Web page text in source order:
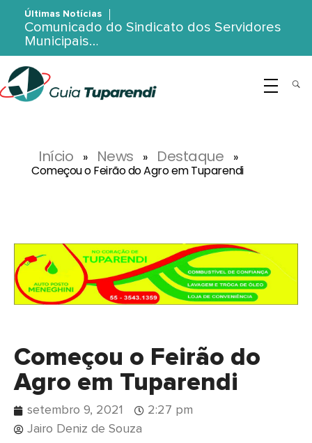
Últimas Notícias
Comunicado do Sindicato dos Servidores
Municipais…
Início » News » Destaque
»
Começou o Feirão do Agro em Tuparendi
Começou o Feirão do
Agro em Tuparendi
setembro 9, 2021
2:27 pm
Jairo Deniz de Souza